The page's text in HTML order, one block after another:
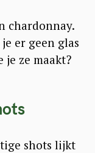
chardonnay.
er geen glas
ze maakt?
s
shots lijkt